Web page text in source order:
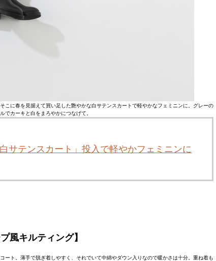
こに春を見据えて買い足した艶やかな白サテンスカートで軽やかなフェミニンに。グレーの
でカーキと白をまろやかにつなげて。
サテンスカート」投入で軽やかフェミニンに
風キルティング】
ト。薄手で脱ぎ着しやすく、それでいて中綿やダウン入りなので暖かさは十分。重ね着も